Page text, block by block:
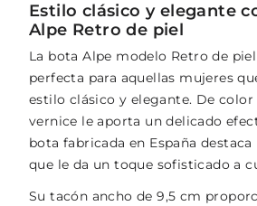
Estilo clásico y elegante
Alpe Retro de piel
La bota Alpe modelo Retro de
perfecta para aquellas mujeres
estilo clásico y elegante. De
vernice le aporta un delicado
bota fabricada en España
que le da un toque sofisticado a
Su tacón ancho de 9,5 cm